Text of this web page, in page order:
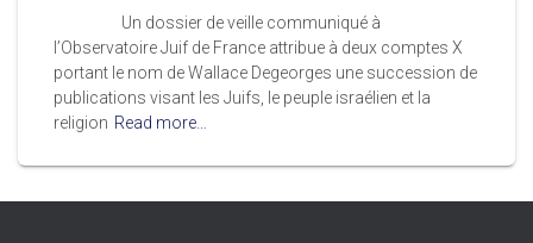
Un dossier de veille communiqué à
l’Observatoire Juif de France attribue à deux comptes X
portant le nom de Wallace Degeorges une succession de
publications visant les Juifs, le peuple israélien et la
religion Read more…